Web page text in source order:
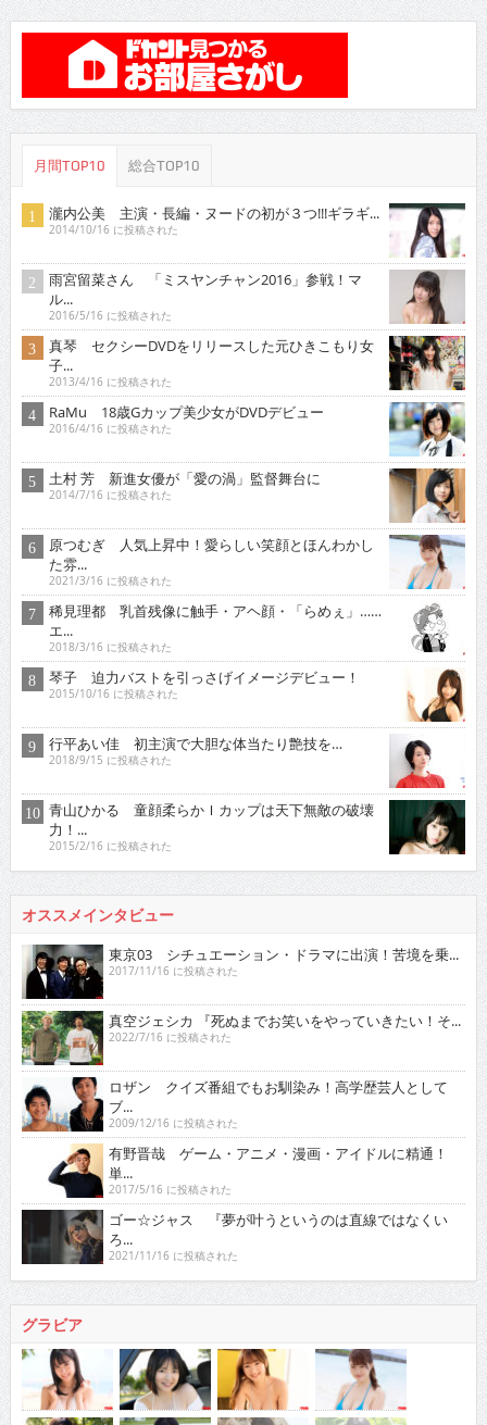
月間TOP10 総合TOP10
瀧内公美 主演・長編・ヌードの初が３つ!!!ギラギ...
2014/10/16 に投稿された
雨宮留菜さん 「ミスヤンチャン2016」参戦！マ
ル...
2016/5/16 に投稿された
真琴 セクシーDVDをリリースした元ひきこもり女
子...
2013/4/16 に投稿された
RaMu 18歳Gカップ美少女がDVDデビュー
2016/4/16 に投稿された
土村 芳 新進女優が「愛の渦」監督舞台に
2014/7/16 に投稿された
原つむぎ 人気上昇中！愛らしい笑顔とほんわかし
た雰...
2021/3/16 に投稿された
稀見理都 乳首残像に触手・アヘ顔・「らめぇ」……
エ...
2018/3/16 に投稿された
琴子 迫力バストを引っさげイメージデビュー！
2015/10/16 に投稿された
行平あい佳 初主演で大胆な体当たり艶技を…
2018/9/15 に投稿された
青山ひかる 童顔柔らかＩカップは天下無敵の破壊
力！...
2015/2/16 に投稿された
オススメインタビュー
東京03 シチュエーション・ドラマに出演！苦境を乗...
2017/11/16 に投稿された
真空ジェシカ 『死ぬまでお笑いをやっていきたい！そ...
2022/7/16 に投稿された
ロザン クイズ番組でもお馴染み！高学歴芸人として
ブ...
2009/12/16 に投稿された
有野晋哉 ゲーム・アニメ・漫画・アイドルに精通！
単...
2017/5/16 に投稿された
ゴー☆ジャス 『夢が叶うというのは直線ではなくい
ろ...
2021/11/16 に投稿された
グラビア